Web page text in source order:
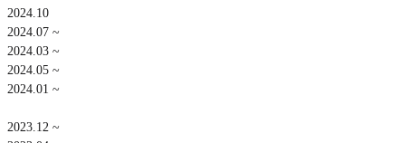
2024.10
2024.07 ~
2024.03 ~
2024.05 ~
2024.01 ~
2023.12 ~